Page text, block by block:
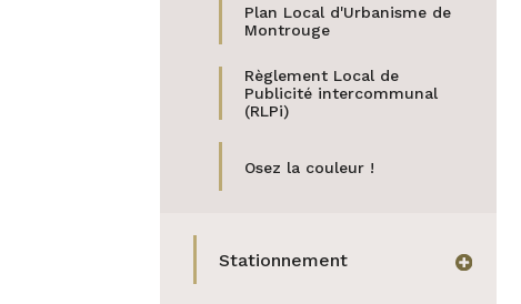
Plan Local d'Urbanisme de
Montrouge
Règlement Local de
Publicité intercommunal
(RLPi)
Osez la couleur !
Stationnement